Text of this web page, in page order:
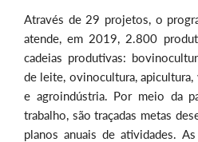
Através de 29 projetos, o
atende, em 2019, 2.800
cadeias produtivas:
de leite, ovinocultura,
e agroindústria. Por meio da
trabalho, são traçadas metas
planos anuais de atividades.